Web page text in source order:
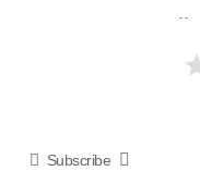
Subscribe